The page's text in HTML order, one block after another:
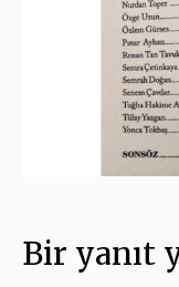
Bir yanıt